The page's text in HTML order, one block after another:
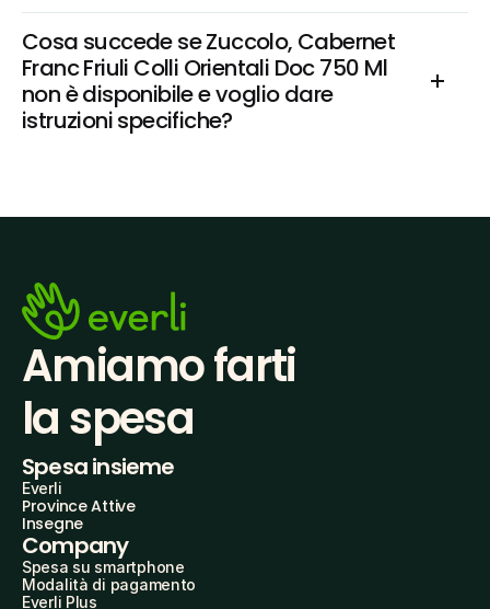
Cosa succede se Zuccolo, Cabernet
Franc Friuli Colli Orientali Doc 750 Ml
non è disponibile e voglio dare
istruzioni specifiche?
Amiamo farti
la spesa
Spesa insieme
Everli
Province Attive
Insegne
Company
Spesa su smartphone
Modalità di pagamento
Everli Plus